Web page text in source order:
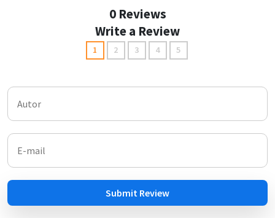
0 Reviews
Write a Review
1 2 3 4 5
Submit Review